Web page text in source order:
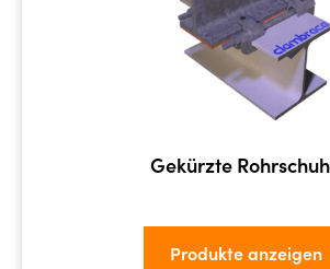
Gekürzte
Produkte anzeigen